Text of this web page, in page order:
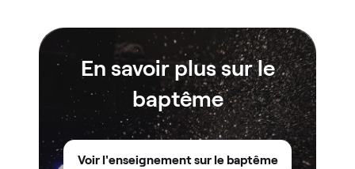
En savoir plus sur le
baptême
Voir l'enseignement sur le baptême